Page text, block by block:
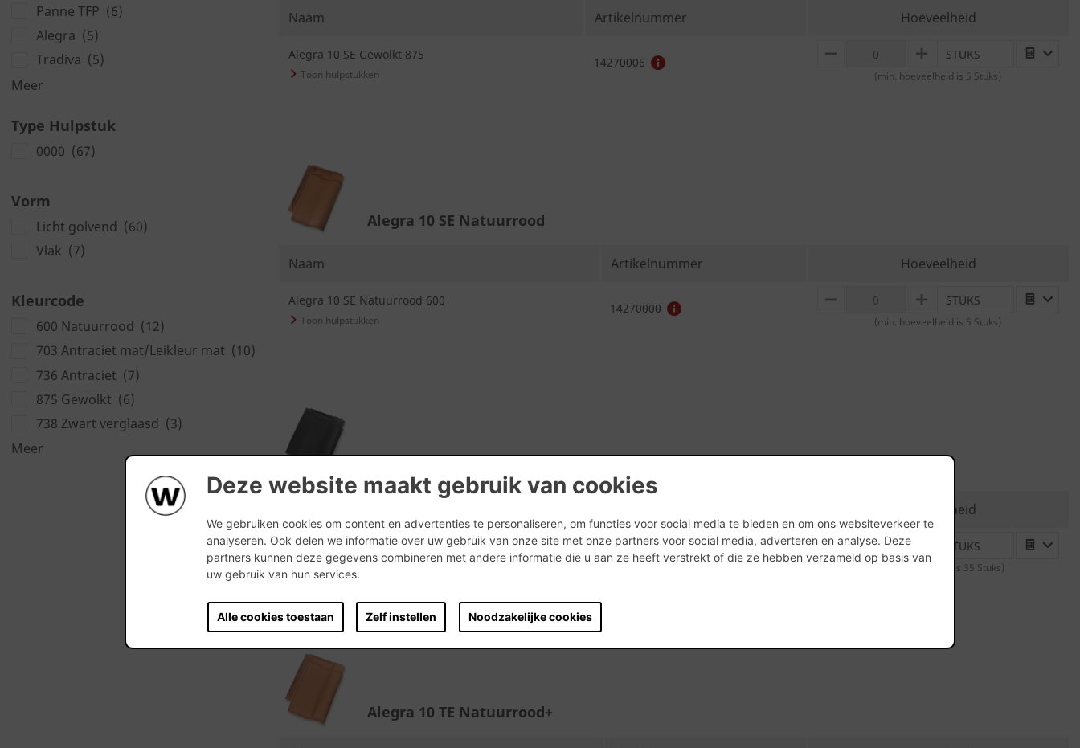
Deze website maakt gebruik van cookies
We gebruiken cookies om content en advertenties te personaliseren, om functies voor social media te bieden en om ons websiteverkeer te
analyseren. Ook delen we informatie over uw gebruik van onze site met onze partners voor social media, adverteren en analyse. Deze
partners kunnen deze gegevens combineren met andere informatie die u aan ze heeft verstrekt of die ze hebben verzameld op basis van
uw gebruik van hun services.
Alle cookies toestaan Zelf instellen Noodzakelijke cookies
Panne TFP (6)
Alegra (5)
Tradiva (5)
Meer
Type Hulpstuk
0000 (67)
Vorm
Licht golvend (60)
Vlak (7)
Kleurcode
600 Natuurrood (12)
703 Antraciet mat/Leikleur mat (10)
736 Antraciet (7)
875 Gewolkt (6)
738 Zwart verglaasd (3)
Meer
Naam Artikelnummer Hoeveelheid
Alegra 10 SE Gewolkt 875
14270006 MINUS PLUSSTUKS
(min. hoeveelheid is 5 Stuks)
Alegra 10 SE Natuurrood
Naam Artikelnummer Hoeveelheid
Alegra 10 SE Natuurrood 600
14270000 MINUS PLUSSTUKS
(min. hoeveelheid is 5 Stuks)
Hoeveelheid
Alegra 10 TE Antraciet mat 703
11746700 MINUS STUKS
(min. hoeveelheid is 35 Stuks)
Alegra 10 TE Natuurrood+